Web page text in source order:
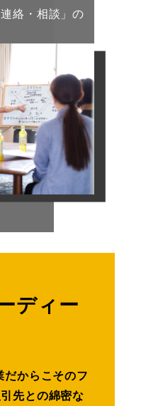
絡・相談」の
ディー
からこそのフ
先との綿密な